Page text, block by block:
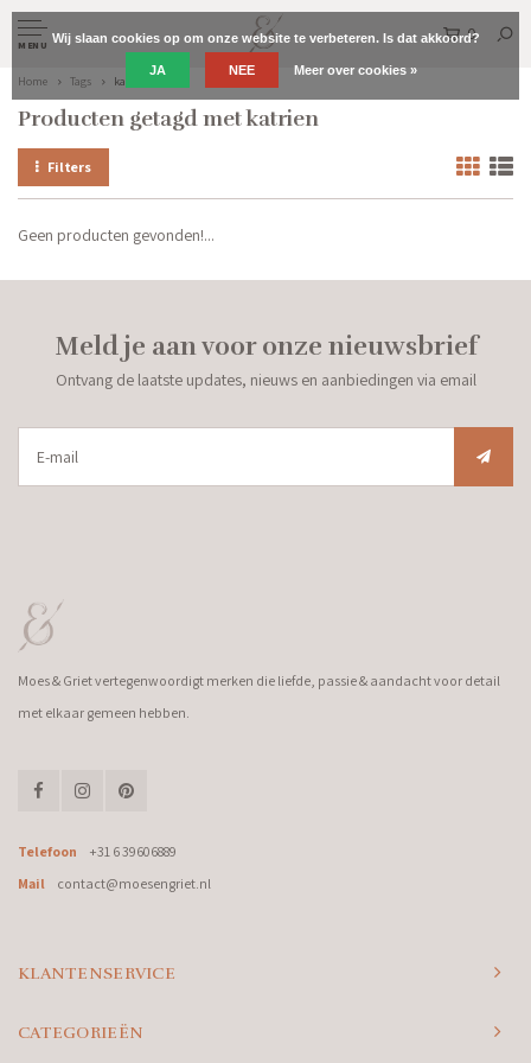
MENU
0
Home Tags katrien
Producten getagd met katrien
Filters
Geen producten gevonden!...
Meld je aan voor onze nieuwsbrief
Ontvang de laatste updates, nieuws en aanbiedingen via email
Moes & Griet vertegenwoordigt merken die liefde, passie & aandacht voor detail
met elkaar gemeen hebben.
Telefoon
+31 6 39606889
Mail
contact@moesengriet.nl
KLANTENSERVICE
CATEGORIEËN
Wij slaan cookies op om onze website te verbeteren. Is dat akkoord?
JA NEE Meer over cookies »